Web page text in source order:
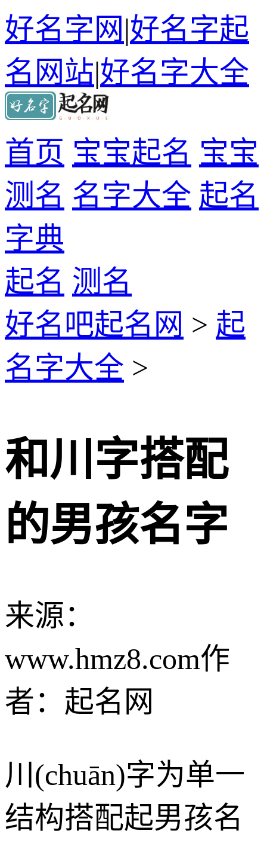
好名字网|好名字起
名网站|好名字大全
首页 宝宝起名 宝宝
测名 名字大全 起名
字典
起名 测名
好名吧起名网 > 起
名字大全 >
和川字搭配
的男孩名字
来源：
www.hmz8.com作
者：起名网
川(chuān)字为单一
结构搭配起男孩名